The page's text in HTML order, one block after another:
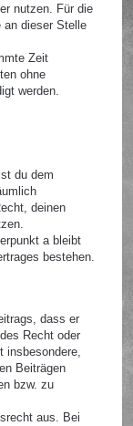
nutzen. Für die
an dieser Stelle
Zeit
ohne
werden.
du dem
deinen
a bleibt
bestehen.
dass er
Recht oder
insbesondere,
Beiträgen
bzw. zu
aus. Bei